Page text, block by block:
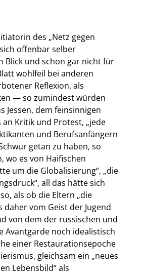
des „Netz gegen
offenbar selber
Blick und schon gar nicht für
wohlfeil bei anderen
Reflexion, als
— so zumindest würden
Jessen, dem feinsinnigen
an Kritik und Protest, „jede
und Berufsanfängern
getan zu haben, so
wo es von Haifischen
um die Globalisierung“, „die
all das hätte sich
als ob die Eltern „die
vom Geist der Jugend
von dem der russischen und
Avantgarde noch idealistisch
einer Restaurationsepoche
gleichsam ein „neues
Lebensbild“ als